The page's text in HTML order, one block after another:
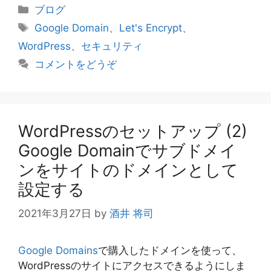
カ
テ
リ
ー
ブログ
タ
グ
Google Domain、 Let's Encrypt、
WordPress、 セキュリティ
コメントをどうぞ
WordPressのセットアップ (2)
Google Domainでサブドメイ
ンをサイトのドメインとして
設定する
2021年3月27日 by 酒井 将司
Google Domainsで購入したドメインを使って、
WordPressのサイトにアクセスできるようにしま